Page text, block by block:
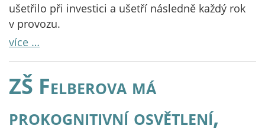
ušetřilo při investici a ušetří následně každý rok
v provozu.
více …
ZŠ Felberova má
prokognitivní osvětlení,